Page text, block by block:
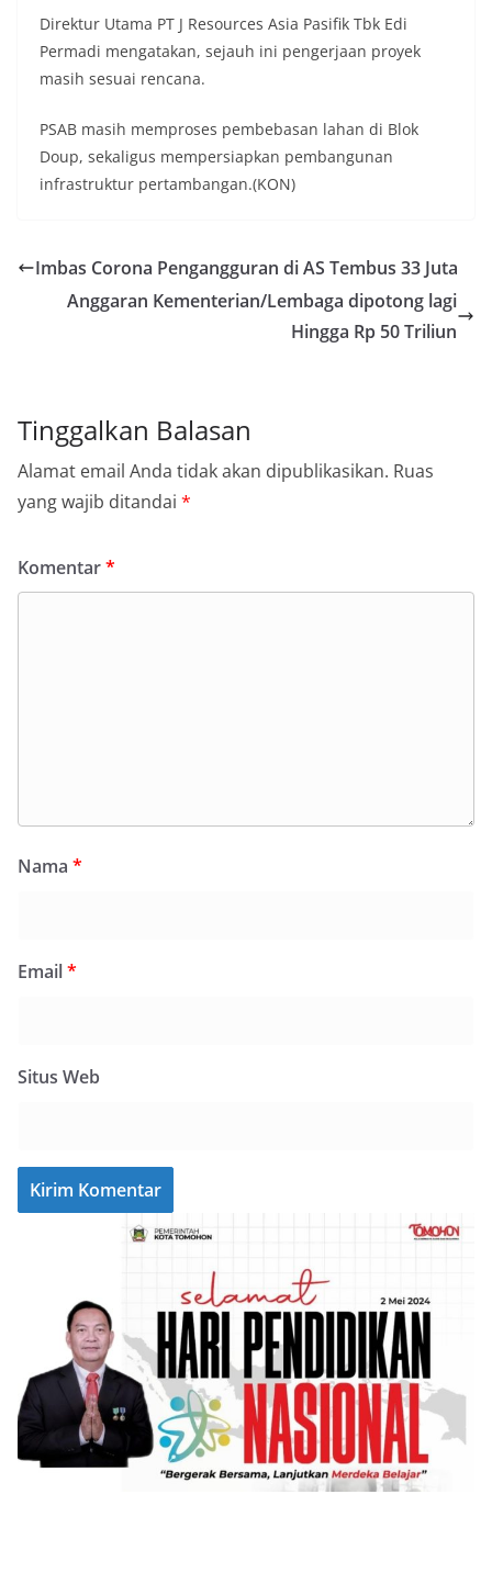
Direktur Utama PT J Resources Asia Pasifik Tbk Edi
Permadi mengatakan, sejauh ini pengerjaan proyek
masih sesuai rencana.
PSAB masih memproses pembebasan lahan di Blok
Doup, sekaligus mempersiapkan pembangunan
infrastruktur pertambangan.(KON)
Imbas Corona Pengangguran di AS Tembus 33 Juta
Anggaran Kementerian/Lembaga dipotong lagi
Hingga Rp 50 Triliun
Tinggalkan Balasan
Alamat email Anda tidak akan dipublikasikan. Ruas
yang wajib ditandai *
Komentar*
Nama *
Email*
Situs Web